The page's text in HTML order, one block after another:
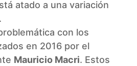
atado a una variación
con los
en 2016 por el
Mauricio Macri. Estos